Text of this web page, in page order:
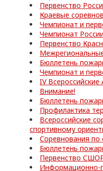
Первенство
Краевые
Чемпионат и
Чемпионат
Первенство
Бюллетень
Чемпионат и
IV Всероссийские
Внимание!
Бюллетень
Профилактика
Всероссийские
спортивному
Соревнования по
Бюллетень
Первенство
Информационно-